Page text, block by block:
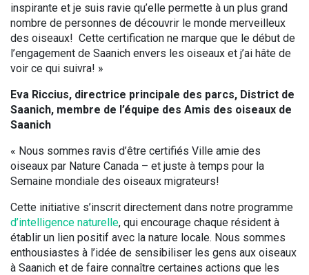
inspirante et je suis ravie qu’elle permette à un plus grand
nombre de personnes de découvrir le monde merveilleux
des oiseaux! Cette certification ne marque que le début de
l’engagement de Saanich envers les oiseaux et j’ai hâte de
voir ce qui suivra! »
Eva Riccius, directrice principale des parcs, District de
Saanich, membre de l’équipe des Amis des oiseaux de
Saanich
« Nous sommes ravis d’être certifiés Ville amie des
oiseaux par Nature Canada – et juste à temps pour la
Semaine mondiale des oiseaux migrateurs!
Cette initiative s’inscrit directement dans notre programme
d’intelligence naturelle, qui encourage chaque résident à
établir un lien positif avec la nature locale. Nous sommes
enthousiastes à l’idée de sensibiliser les gens aux oiseaux
à Saanich et de faire connaître certaines actions que les